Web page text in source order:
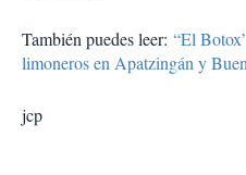
También puedes leer: “El
limoneros en Apatzingán y
jcp